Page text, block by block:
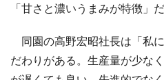
「甘さと濃いうまみが特徴」だ
同園の高野宏昭社長は「私
だわりがある。生産量が少な